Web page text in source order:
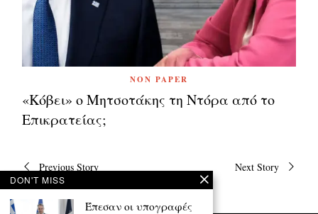
NON PAPER
«Κόβει» ο Μητσοτάκης τη Ντόρα από το
Επικρατείας;
Πλοήγηση
άρθρων
Previous Story Next Story
DON'T MISS
Έπεσαν οι υπογραφές